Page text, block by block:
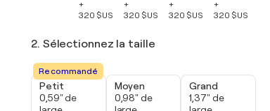
+
320 $US
+
320 $US
+
320 $US
+
320 $US
2. Sélectionnez la taille
Recommandé
Petit
0,59" de
Moyen
0,98" de
Grand
1,37" de